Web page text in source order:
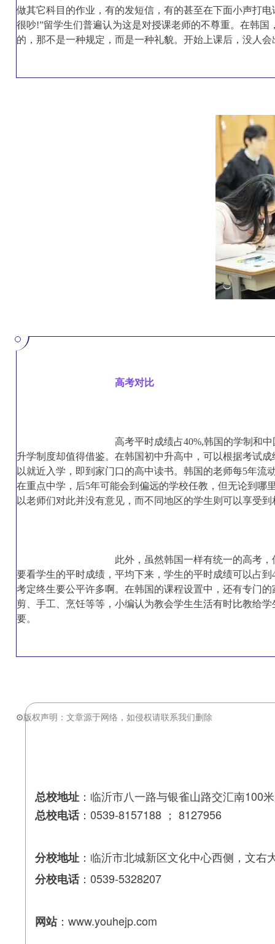
做其它科目的作业，有的发短信，有的甚至在下面小声打
很吵!”留学生们普遍认为这是对授课老师的不尊重。在韩国
的，那不是一种规定，而是一种礼貌。开始上课后，没人
高考对比
高考平时成绩占40%,韩国的学制和
升学制度却值得借鉴。在韩国初中升高中，可以根据考试
以就近入学，即到家门口的高中读书。韩国的老师每5年流
在重点中学，后5年可能会到偏远的学校任教，但无论到哪
以老师们对此并没有意见，而不同地区的学生则可以享受
此外，虽然韩国一样有统一的高考
要看学生的平时成绩，平均下来，学生的平时成绩可以占到
考定终生要公平许多啊。在韩国的课程设置中，还有专门
剪、手工、烹饪等等，小编认为教会学生生活有时比教给
要。
⊙版权声明： 文章源于网络，如侵权请联系我们删除
总校地址 ：临沂市八一路与银雀山路交汇南100
总校电话：0539-8157188 ； 8127956
分校地址 ：临沂市北城新区文化中心西侧，文右
分校电话：0539-5328207
网站：www.youhejp.com